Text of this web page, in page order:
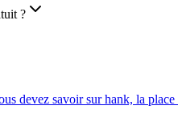
?
devez savoir sur hank, la